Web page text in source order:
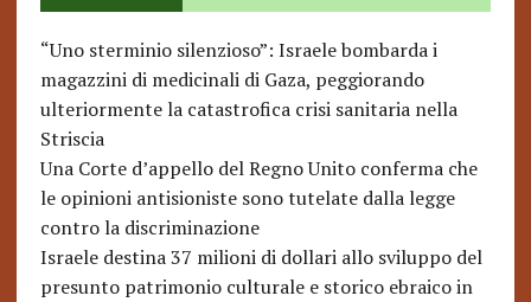
“Uno sterminio silenzioso”: Israele bombarda i
magazzini di medicinali di Gaza, peggiorando
ulteriormente la catastrofica crisi sanitaria nella
Striscia
Una Corte d’appello del Regno Unito conferma che
le opinioni antisioniste sono tutelate dalla legge
contro la discriminazione
Israele destina 37 milioni di dollari allo sviluppo del
presunto patrimonio culturale e storico ebraico in